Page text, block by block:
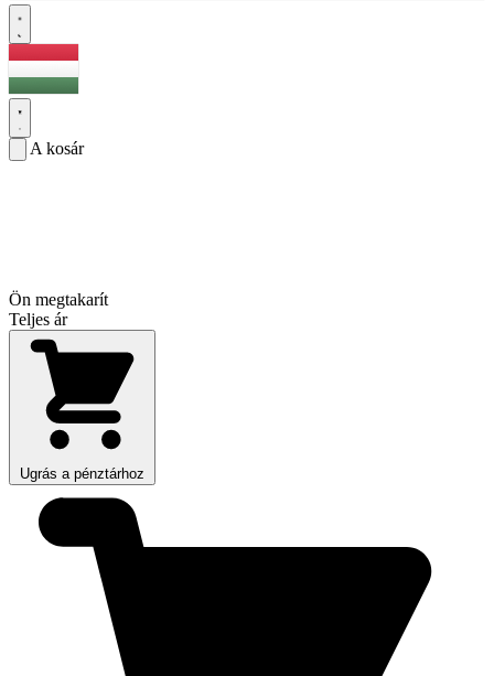
A kosár
Ön megtakarít
Teljes ár
Ugrás a pénztárhoz